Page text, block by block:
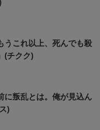
うこれ以上、死んでも殺
(チクク)
に叛乱とは。俺が見込ん
)